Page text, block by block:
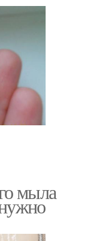
мыла